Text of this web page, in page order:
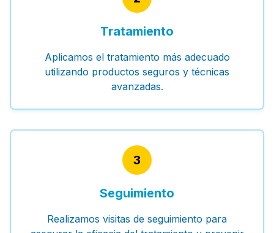
Tratamiento
Aplicamos el tratamiento más adecuado
utilizando productos seguros y técnicas
avanzadas.
3
Seguimiento
Realizamos visitas de seguimiento para